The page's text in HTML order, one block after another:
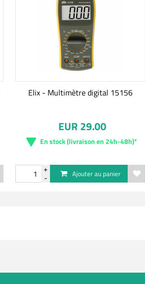
Elix - Multimètre digital 15156
EUR 29.00
En stock (livraison en 24h-48h)*
Ajouter au panier